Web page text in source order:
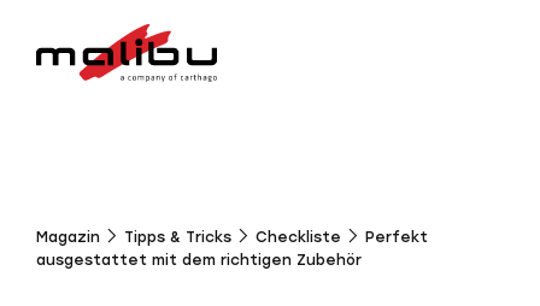
Magazin Tipps & Tricks Checkliste
Perfekt
ausgestattet mit dem richtigen Zubehör